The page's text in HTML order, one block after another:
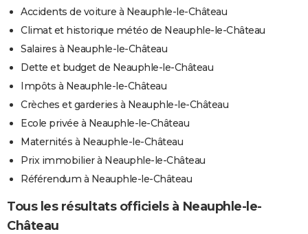
Accidents de voiture à Neauphle-le-Château
Climat et historique météo de Neauphle-le-Château
Salaires à Neauphle-le-Château
Dette et budget de Neauphle-le-Château
Impôts à Neauphle-le-Château
Crèches et garderies à Neauphle-le-Château
Ecole privée à Neauphle-le-Château
Maternités à Neauphle-le-Château
Prix immobilier à Neauphle-le-Château
Référendum à Neauphle-le-Château
Tous les résultats officiels à Neauphle-le-
Château